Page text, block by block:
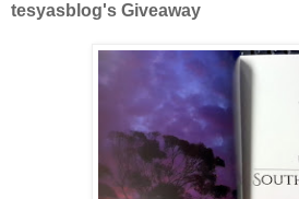
tesyasblog's Giveaway